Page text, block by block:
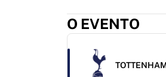
Paris Saint-Germain Feminines
O EVENTO